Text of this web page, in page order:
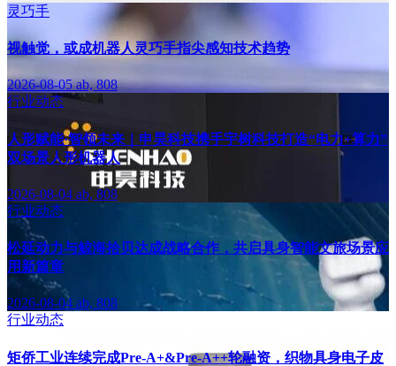
灵巧手
视触觉，或成机器人灵巧手指尖感知技术趋势
2026-08-05ab, 808
行业动态
人形赋能·智领未来｜申昊科技携手宇树科技打造“电力+算力”
双场景人形机器人
2026-08-04 ab, 808
行业动态
松延动力与鲸海拾贝达成战略合作，共启具身智能文旅场景应
用新篇章
2026-08-04 ab, 808
行业动态
矩侨工业连续完成Pre-A+&Pre-A++轮融资，织物具身电子皮